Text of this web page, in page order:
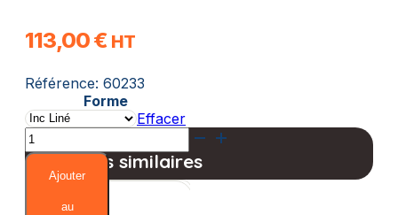
113,00€ HT
Référence: 60233
Forme
Effacer
quantité
de
Ancrage
pour
Ajouter
au
Produits similaires